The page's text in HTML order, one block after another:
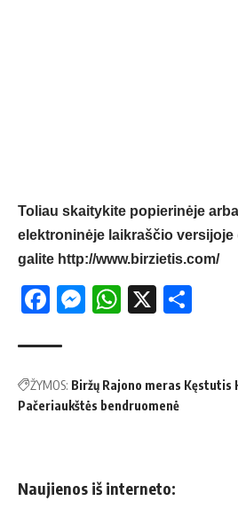
Toliau skaitykite popierinėje arba
elektroninėje laikraščio versijoje
galite http://www.birzietis.com/
Facebook
Messenger
WhatsApp
X
ŽYMOS: Biržų Rajono meras Kęstutis
Pačeriaukštės bendruomenė
Naujienos iš interneto: